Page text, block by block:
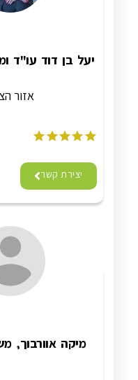
יעל בן דוד עו"ד
אזור
יצירת קשר
מיקה אוורבוך,